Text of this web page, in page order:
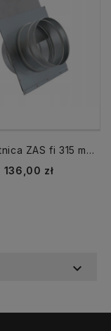
Przepustnica ZAS fi 315 mm zasuwa gilotynowa
Cena
136,00 zł
